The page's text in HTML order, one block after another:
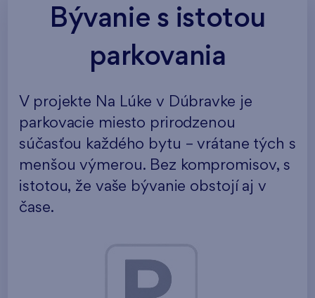
Bývanie s istotou
parkovania
V projekte Na Lúke v Dúbravke je
parkovacie miesto prirodzenou
súčasťou každého bytu – vrátane tých s
menšou výmerou. Bez kompromisov, s
istotou, že vaše bývanie obstojí aj v
čase.